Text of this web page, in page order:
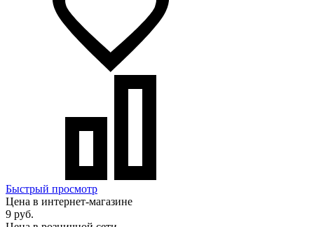
Быстрый просмотр
Цена в интернет-магазине
9 руб.